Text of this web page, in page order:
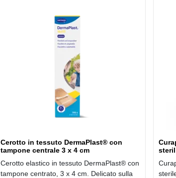
Cerotto in tessuto DermaPlast® con
tampone centrale 3 x 4 cm
Cerotto elastico in tessuto DermaPlast® con
tampone centrato, 3 x 4 cm. Delicato sulla
steril